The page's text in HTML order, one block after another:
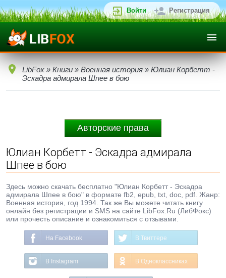
Войти Регистрация
LibFox » Книги » Военная история » Юлиан Корбетт -
Эскадра адмирала Шпее в бою
Авторские права
Юлиан Корбетт - Эскадра адмирала
Шпее в бою
Здесь можно скачать бесплатно "Юлиан Корбетт - Эскадра
адмирала Шпее в бою" в формате fb2, epub, txt, doc, pdf. Жанр:
Военная история, год 1994. Так же Вы можете читать книгу
онлайн без регистрации и SMS на сайте LibFox.Ru (ЛибФокс)
или прочесть описание и ознакомиться с отзывами.
На Facebook В Твиттере
В Instagram В Одноклассниках